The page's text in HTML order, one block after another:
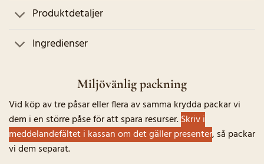
Produktdetaljer
Ingredienser
Miljövänlig packning
Vid köp av tre påsar eller flera av samma krydda packar vi
dem i en större påse för att spara resurser.Skriv i
meddelandefältet i kassan om det gäller presenter, så packar
vi dem separat.